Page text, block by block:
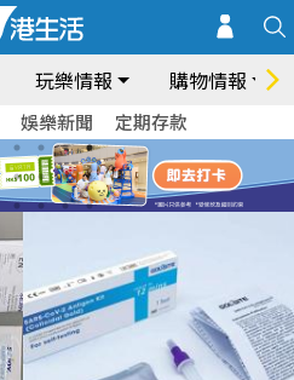
玩樂情報 購物情報
娛樂新聞 定期存款